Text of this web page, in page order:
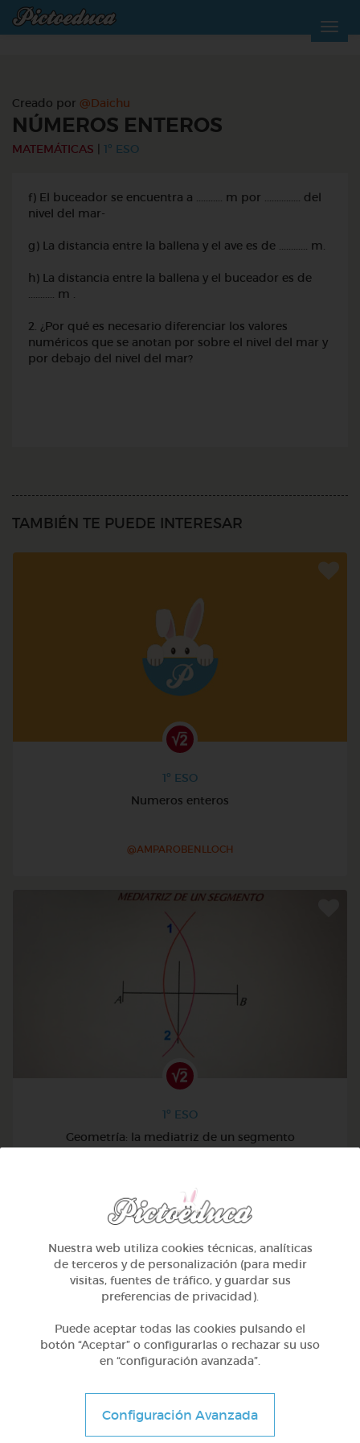
Creado por @Daichu
NÚMEROS ENTEROS
MATEMÁTICAS 1º ESO
f) El buceador se encuentra a ........... m por ............... del
nivel del mar-
g) La distancia entre la ballena y el ave es de ............ m.
h) La distancia entre la ballena y el buceador es de
........... m .
2. ¿Por qué es necesario diferenciar los valores
numéricos que se anotan por sobre el nivel del mar y
por debajo del nivel del mar?
TAMBIÉN TE PUEDE INTERESAR
1º ESO
Numeros enteros
@AMPAROBENLLOCH
1º ESO
Geometría: la mediatriz de un segmento
Nuestra web utiliza cookies técnicas, analíticas
de terceros y de personalización (para medir
visitas, fuentes de tráfico, y guardar sus
preferencias de privacidad).
Puede aceptar todas las cookies pulsando el
botón “Aceptar” o configurarlas o rechazar su uso
en “configuración avanzada”.
Configuración Avanzada